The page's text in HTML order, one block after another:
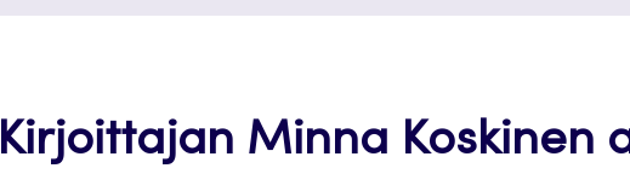
Kirjoittajan Minna Koskinen